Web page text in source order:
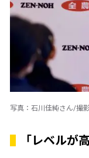
写真：石川佳純さん/撮
「レベルが